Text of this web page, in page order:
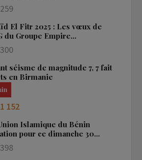
259
El Fitr 2025 : Les vœux de
du Groupe Empire…
300
séisme de magnitude 7, 7 fait
en Birmanie
1 152
Islamique du Bénin
pour ce dimanche 30…
398